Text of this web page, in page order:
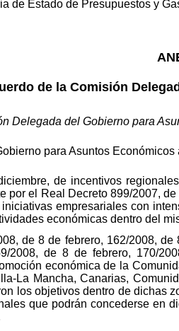
de Estado de Presupuestos y
de la Comisión
Delegada del Gobierno para
para Asuntos Económicos
de incentivos
por el Real Decreto 899/2007,
empresariales con
económicas dentro del
de 8 de febrero, 162/2008,
2008, de 8 de febrero, 170/
económica de la
La Mancha, Canarias,
los objetivos dentro de dichas
que podrán concederse en